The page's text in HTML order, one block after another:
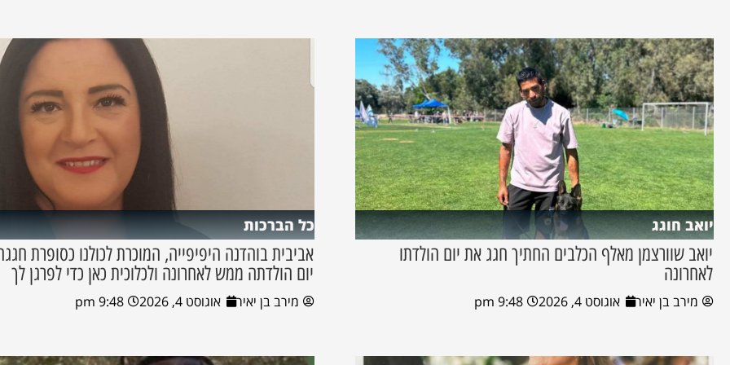
יואב חוגג
יואב שוורצמן מאלף הכלבים החתיך חגג את יום הולדתו
לאחרונה
מירב בן יאיר אוגוסט 4, 2026 9:48 pm
כל הברכות
אביבית בוהדנה היפיפייה, המוכרת לכולנו כסופרת
יום הולדתה ממש לאחרונה ולכלוכית כאן כדי לפרגן לך
מירב בן יאיר אוגוסט 4, 2026 9:48 pm